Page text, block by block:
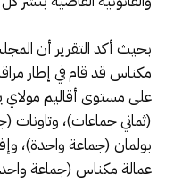
بحيث أكد التقرير أن
على مستوى أقاليم
(ثماني جماعات)،
بولمان (جماعة واحدة)،
عمالة مكناس (جماعة